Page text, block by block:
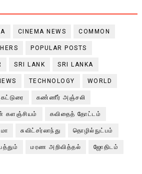
CINEMA NEWS COMMON
POPULAR POSTS
SRI LANK SRI LANKA
TECHNOLOGY WORLD
கட்டுரை கண்ணீர் அஞ்சலி
களஞ்சியம் கவிதைத் தோட்டம்
சுவிட்சர்லாந்து தொழில்நுட்பம்
மரண அறிவித்தல் ஜோதிடம்